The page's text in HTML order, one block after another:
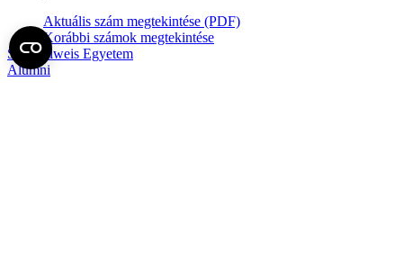
Aktuális szám megtekintése (PDF)
Korábbi számok megtekintése
Semmelweis Egyetem
Alumni